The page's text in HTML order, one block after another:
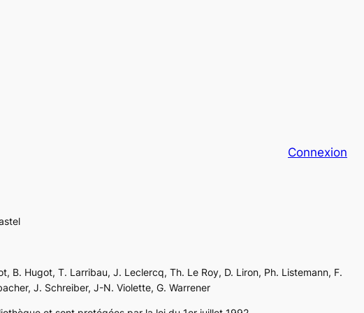
Connexion
B. Hugot, T. Larribau, J. Leclercq, Th. Le Roy, D. Liron, Ph. Listemann, F.
J. Schreiber, J-N. Violette, G. Warrener